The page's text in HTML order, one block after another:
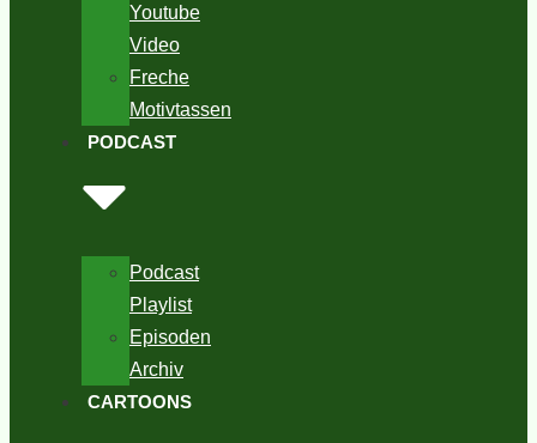
Youtube
Video
Freche
Motivtassen
PODCAST
Podcast
Playlist
Episoden
Archiv
CARTOONS